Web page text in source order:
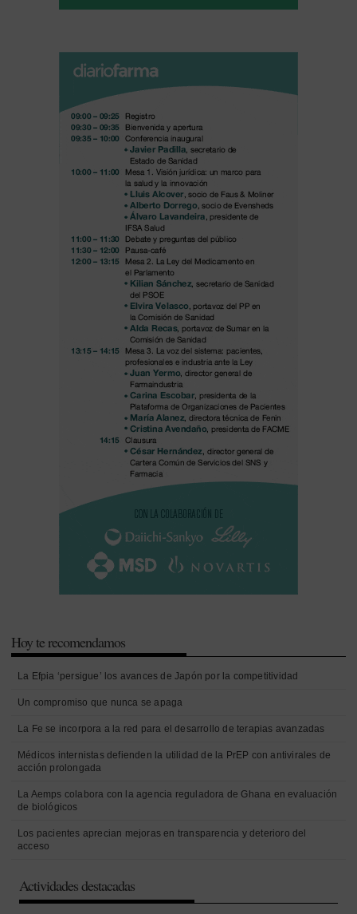
Hoy te recomendamos
La Efpia ‘persigue’ los avances de Japón por la competitividad
Un compromiso que nunca se apaga
La Fe se incorpora a la red para el desarrollo de terapias avanzadas
Médicos internistas defienden la utilidad de la PrEP con antivirales de
acción prolongada
La Aemps colabora con la agencia reguladora de Ghana en evaluación
de biológicos
Los pacientes aprecian mejoras en transparencia y deterioro del
acceso
Actividades destacadas